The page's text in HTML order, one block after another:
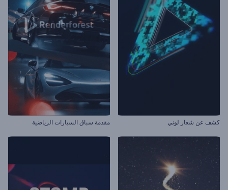
كشف عن شعار لوني مقدمة سباق السيارات الرياضية